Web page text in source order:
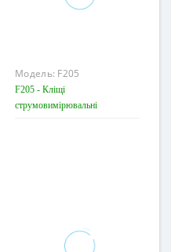
Модель: F205
F205 - Кліщі
струмовимірювальні